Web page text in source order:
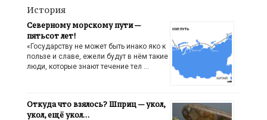
История
Северному морскому пути —
пятьсот лет!
«Государству не может быть инако яко к
пользе и славе, ежели будут в нём такие
люди, которые знают течение тел …
Откуда что взялось? Шприц — укол,
укол, ещё укол…